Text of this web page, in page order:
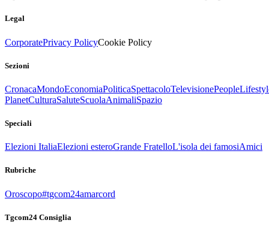
Legal
CorporatePrivacy PolicyCookie Policy
Sezioni
CronacaMondoEconomiaPoliticaSpettacoloTelevisionePeople
PlanetCulturaSaluteScuolaAnimaliSpazio
Speciali
Elezioni ItaliaElezioni esteroGrande FratelloL'isola dei famosiAmici
Rubriche
Oroscopo#tgcom24amarcord
Tgcom24 Consiglia